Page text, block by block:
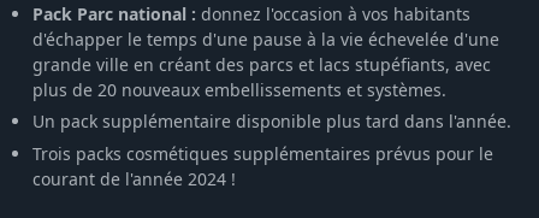
Pack Parc national : donnez l'occasion à vos habitants
d'échapper le temps d'une pause à la vie échevelée d'une
grande ville en créant des parcs et lacs stupéfiants, avec
plus de 20 nouveaux embellissements et systèmes.
Un pack supplémentaire disponible plus tard dans l'année.
Trois packs cosmétiques supplémentaires prévus pour le
courant de l'année 2024 !